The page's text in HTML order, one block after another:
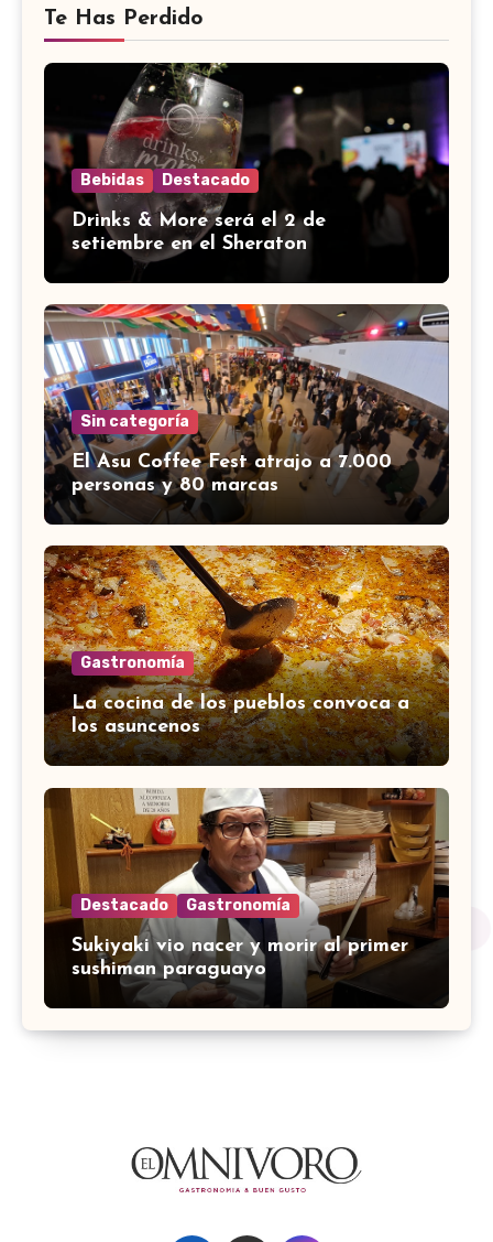
Te Has Perdido
Bebidas Destacado
Drinks & More será el 2 de
setiembre en el Sheraton
Sin categoría
El Asu Coffee Fest atrajo a 7.000
personas y 80 marcas
Gastronomía
La cocina de los pueblos convoca a
los asuncenos
Destacado Gastronomía
Sukiyaki vio nacer y morir al primer
sushiman paraguayo